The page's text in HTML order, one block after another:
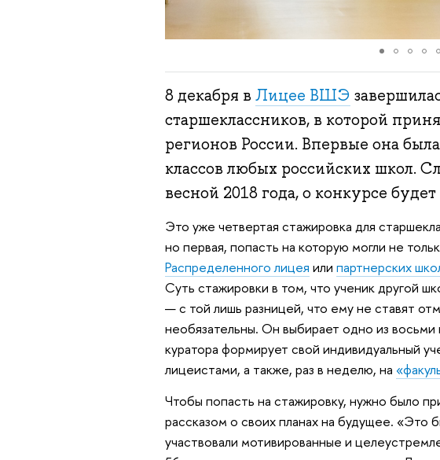
8 декабря в Лицее ВШЭ
старшеклассников, в которой
регионов России. Впервые она
классов любых российских школ.
весной 2018 года, о конкурсе
Это уже четвертая стажировка для
но первая, попасть на которую могли не
Распределенного лицея или партнерских
Суть стажировки в том, что ученик другой
— с той лишь разницей, что ему не ставят
необязательны. Он выбирает одно из
куратора формирует свой индивидуальный
лицеистами, а также, раз в неделю, на
Чтобы попасть на стажировку, нужно было
рассказом о своих планах на будущее. «Это
участвовали мотивированные и